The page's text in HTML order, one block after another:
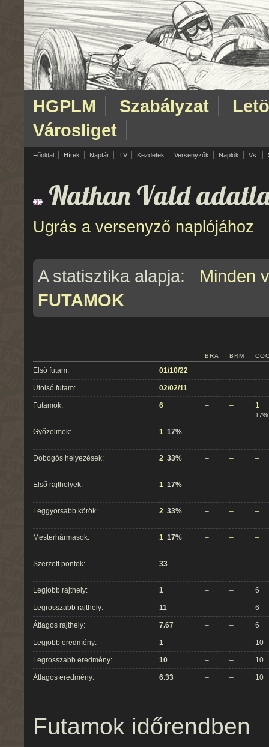
HGPLM Szabályzat
Városliget
Főoldal Hírek Naptár TV Kezdetek Versenyzők Naplók Vs.
Nathan Vald
Ugrás a versenyző naplójához
A statisztika alapja: Minden
FUTAMOK
BRA BRM
Első futam: 01/10/22
Utolsó futam: 02/02/11
Futamok: 6 – – 1
17%
Győzelmek: 1 17% – – –
Dobogós helyezések: 2 33% – – –
Első rajthelyek: 1 17% – – –
Leggyorsabb körök: 2 33% – – –
Mesterhármasok: 1 17% – – –
Szerzett pontok: 33 – – –
Legjobb rajthely: 1 – – 6
Legrosszabb rajthely: 11 – – 6
Átlagos rajthely: 7.67 – – 6
Legjobb eredmény: 1 – – 10
Legrosszabb eredmény: 10 – – 10
Átlagos eredmény: 6.33 – – 10
Futamok időrendben